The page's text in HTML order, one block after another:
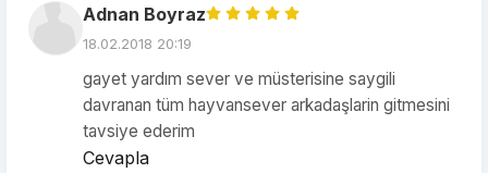
Adnan Boyraz
18.02.2018 20:19
gayet yardım sever ve müsterisine saygili
davranan tüm hayvansever arkadaşlarin gitmesini
tavsiye ederim
Cevapla